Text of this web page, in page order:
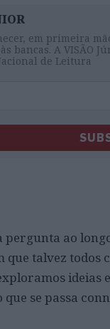
em primeira
bancas. A VISÃO
de Leitura
pergunta ao
talvez todos
ideias
se passa